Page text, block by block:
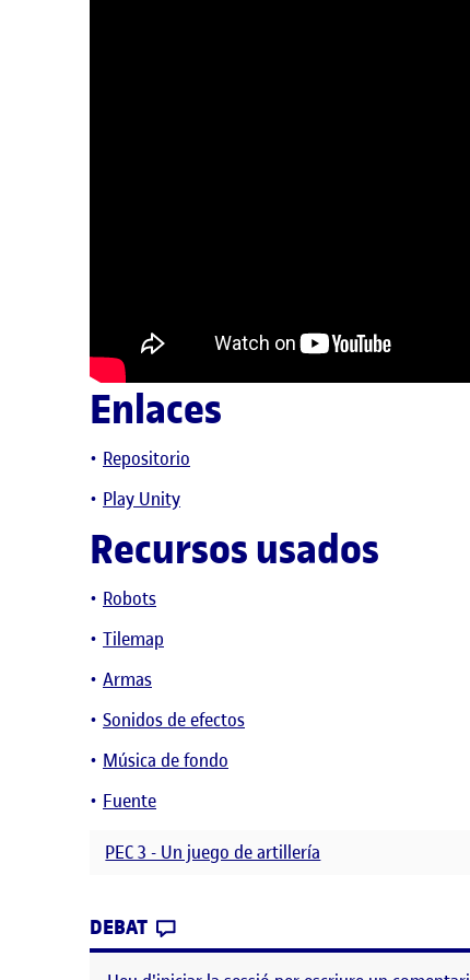
Enlaces
Repositorio
Play Unity
Recursos usados
Robots
Tilemap
Armas
Sonidos de efectos
Música de fondo
Fuente
PEC 3 - Un juego de artillería
DEBAT